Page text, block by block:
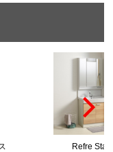
Refre